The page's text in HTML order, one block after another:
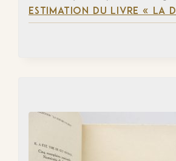
ESTIMATION DU LIVRE « LA